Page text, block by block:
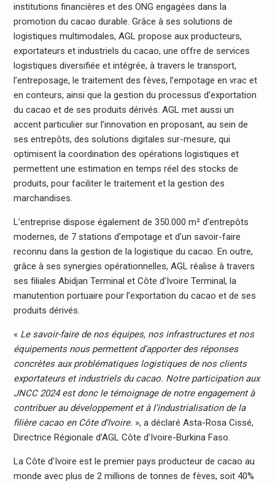
institutions financières et des ONG engagées dans la
promotion du cacao durable. Grâce à ses solutions de
logistiques multimodales, AGL propose aux producteurs,
exportateurs et industriels du cacao, une offre de services
logistiques diversifiée et intégrée, à travers le transport,
l’entreposage, le traitement des fèves, l’empotage en vrac et
en conteurs, ainsi que la gestion du processus d’exportation
du cacao et de ses produits dérivés. AGL met aussi un
accent particulier sur l’innovation en proposant, au sein de
ses entrepôts, des solutions digitales sur-mesure, qui
optimisent la coordination des opérations logistiques et
permettent une estimation en temps réel des stocks de
produits, pour faciliter le traitement et la gestion des
marchandises.
L’entreprise dispose également de 350.000 m² d’entrepôts
modernes, de 7 stations d’empotage et d’un savoir-faire
reconnu dans la gestion de la logistique du cacao. En outre,
grâce à ses synergies opérationnelles, AGL réalise à travers
ses filiales Abidjan Terminal et Côte d’Ivoire Terminal, la
manutention portuaire pour l’exportation du cacao et de ses
produits dérivés.
« Le savoir-faire de nos équipes, nos infrastructures et nos
équipements nous permettent d’apporter des réponses
concrètes aux problématiques logistiques de nos clients
exportateurs et industriels du cacao. Notre participation aux
JNCC 2024 est donc le témoignage de notre engagement à
contribuer au développement et à l’industrialisation de la
filière cacao en Côte d’Ivoire. », a déclaré Asta-Rosa Cissé,
Directrice Régionale d’AGL Côte d’Ivoire-Burkina Faso.
La Côte d’Ivoire est le premier pays producteur de cacao au
monde avec plus de 2 millions de tonnes de fèves, soit 40%